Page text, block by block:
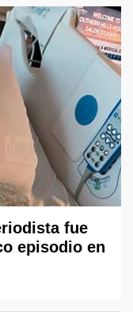
fue
episodio en